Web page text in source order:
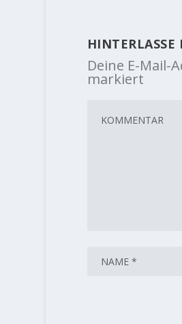
Deine E-Mail-
markiert